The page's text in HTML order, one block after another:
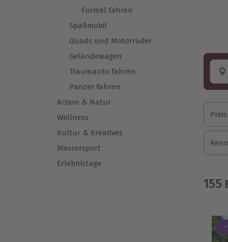
Formel fahren
Spaßmobil
Quads und Motorräder
Geländewagen
Traumauto fahren
Panzer fahren
Action & Natur
Wellness
Kultur & Kreatives
Wassersport
Erlebnistage
Preis
155
-